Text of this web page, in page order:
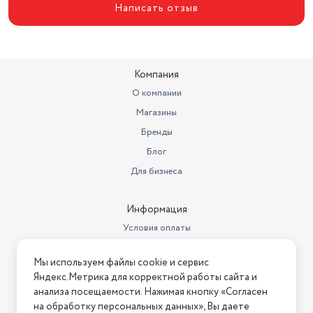
Беспроводные интерфейсы
Bluetooth
802.11 a/b/g/n/ac/ax
5.4
алюминий
71005000517
1 Мп
Подсветка клавиатуры
одноцветная (белая)
Дата регистрации
сертификата/декларации
09.04.2025
Написать отзыв
Компания
О компании
Магазины
Бренды
Блог
Для бизнеса
Информация
Условия оплаты
Условия возврата
Нашли ошибку на сайте? Напишите нам
Мы используем файлы cookie и сервис
Яндекс.Метрика для корректной работы сайта и
анализа посещаемости. Нажимая кнопку «Согласен
на обработку персональных данных», Вы даете